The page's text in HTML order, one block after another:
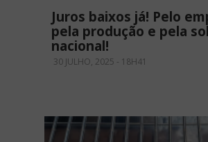
Juros baixos já! Pelo
pela produção e pela
nacional!
30 JULHO, 2025 - 18H41